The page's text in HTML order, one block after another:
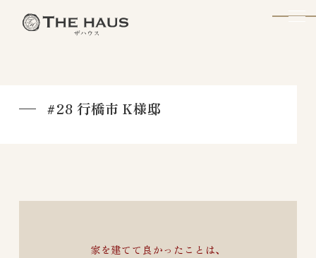
#28 行橋市 K様邸
家を建てて良かったことは、